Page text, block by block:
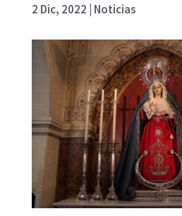
2 Dic, 2022 Noticias